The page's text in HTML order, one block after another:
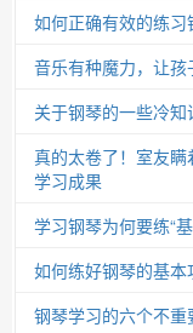
如何正确有效的练习
音乐有种魔力，让孩
关于钢琴的一些冷
真的太卷了！室友
学习成果
学习钢琴为何要练“
如何练好钢琴的基本
钢琴学习的六个不重